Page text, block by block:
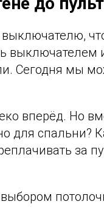
выключателем
Сегодня мы
вперёд. Но
для спальни?
за